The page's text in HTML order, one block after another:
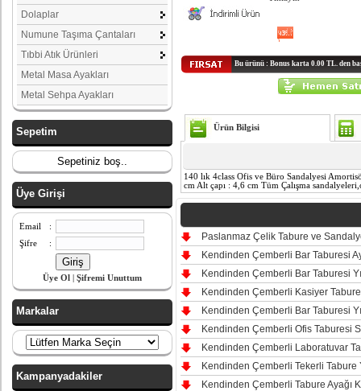
Dolaplar
Numune Taşıma Çantaları
Tıbbi Atık Ürünleri
Metal Masa Ayakları
Metal Sehpa Ayakları
Sepetim
Sepetiniz boş..
Üye Girişi
Email
:
Şifre
:
Üye Ol Şifremi Unuttum
Markalar
Kampanyadakiler
Bu ürünü : Bonus karta 0.00 TL. den
Ürün Bilgisi
140 lık 4class Ofis ve Büro Sandalyesi
cm Alt çapı : 4,6 cm Tüm Çalışma
Paslanmaz Çelik Tabure ve
Kendinden Çemberli Bar Taburesi
Kendinden Çemberli Bar Taburesi
Kendinden Çemberli Kasiyer
Kendinden Çemberli Bar Taburesi
Kendinden Çemberli Ofis Taburesi
Kendinden Çemberli Laboratuvar
Kendinden Çemberli Tekerli Tabure
Kendinden Çemberli Tabure Ayağı